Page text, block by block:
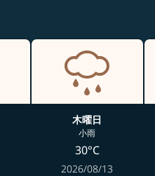
木曜日
小雨
30°C
2026/08/13